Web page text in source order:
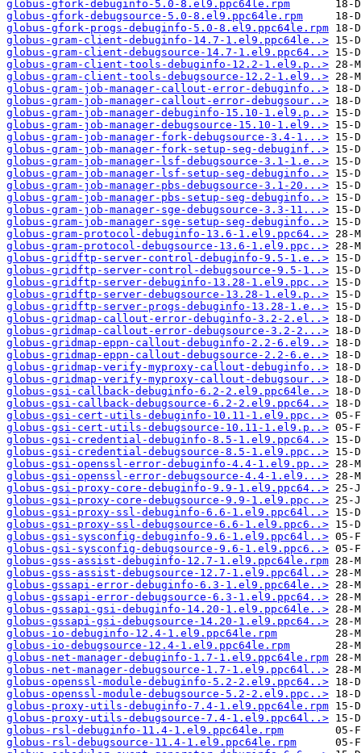
globus-gfork-debuginfo-5.0-8.el9.ppc64le.rpm
globus-gfork-debugsource-5.0-8.el9.ppc64le.rpm
globus-gfork-progs-debuginfo-5.0-8.el9.ppc64le.rpm
globus-gram-client-debuginfo-14.7-1.el9.ppc64le..>
globus-gram-client-debugsource-14.7-1.el9.ppc64..>
globus-gram-client-tools-debuginfo-12.2-1.el9.p..>
globus-gram-client-tools-debugsource-12.2-1.el9..>
globus-gram-job-manager-callout-error-debuginfo..>
globus-gram-job-manager-callout-error-debugsour..>
globus-gram-job-manager-debuginfo-15.10-1.el9.p..>
globus-gram-job-manager-debugsource-15.10-1.el9..>
globus-gram-job-manager-fork-debugsource-3.4-1...>
globus-gram-job-manager-fork-setup-seg-debuginf..>
globus-gram-job-manager-lsf-debugsource-3.1-1.e..>
globus-gram-job-manager-lsf-setup-seg-debuginfo..>
globus-gram-job-manager-pbs-debugsource-3.1-20...>
globus-gram-job-manager-pbs-setup-seg-debuginfo..>
globus-gram-job-manager-sge-debugsource-3.3-11...>
globus-gram-job-manager-sge-setup-seg-debuginfo..>
globus-gram-protocol-debuginfo-13.6-1.el9.ppc64..>
globus-gram-protocol-debugsource-13.6-1.el9.ppc..>
globus-gridftp-server-control-debuginfo-9.5-1.e..>
globus-gridftp-server-control-debugsource-9.5-1..>
globus-gridftp-server-debuginfo-13.28-1.el9.ppc..>
globus-gridftp-server-debugsource-13.28-1.el9.p..>
globus-gridftp-server-progs-debuginfo-13.28-1.e..>
globus-gridmap-callout-error-debuginfo-3.2-2.el..>
globus-gridmap-callout-error-debugsource-3.2-2...>
globus-gridmap-eppn-callout-debuginfo-2.2-6.el9..>
globus-gridmap-eppn-callout-debugsource-2.2-6.e..>
globus-gridmap-verify-myproxy-callout-debuginfo..>
globus-gridmap-verify-myproxy-callout-debugsour..>
globus-gsi-callback-debuginfo-6.2-2.el9.ppc64le..>
globus-gsi-callback-debugsource-6.2-2.el9.ppc64..>
globus-gsi-cert-utils-debuginfo-10.11-1.el9.ppc..>
globus-gsi-cert-utils-debugsource-10.11-1.el9.p..>
globus-gsi-credential-debuginfo-8.5-1.el9.ppc64..>
globus-gsi-credential-debugsource-8.5-1.el9.ppc..>
globus-gsi-openssl-error-debuginfo-4.4-1.el9.pp..>
globus-gsi-openssl-error-debugsource-4.4-1.el9...>
globus-gsi-proxy-core-debuginfo-9.9-1.el9.ppc64..>
globus-gsi-proxy-core-debugsource-9.9-1.el9.ppc..>
globus-gsi-proxy-ssl-debuginfo-6.6-1.el9.ppc64l..>
globus-gsi-proxy-ssl-debugsource-6.6-1.el9.ppc6..>
globus-gsi-sysconfig-debuginfo-9.6-1.el9.ppc64l..>
globus-gsi-sysconfig-debugsource-9.6-1.el9.ppc6..>
globus-gss-assist-debuginfo-12.7-1.el9.ppc64le.rpm
globus-gss-assist-debugsource-12.7-1.el9.ppc64l..>
globus-gssapi-error-debuginfo-6.3-1.el9.ppc64le..>
globus-gssapi-error-debugsource-6.3-1.el9.ppc64..>
globus-gssapi-gsi-debuginfo-14.20-1.el9.ppc64le..>
globus-gssapi-gsi-debugsource-14.20-1.el9.ppc64..>
globus-io-debuginfo-12.4-1.el9.ppc64le.rpm
globus-io-debugsource-12.4-1.el9.ppc64le.rpm
globus-net-manager-debuginfo-1.7-1.el9.ppc64le.rpm
globus-net-manager-debugsource-1.7-1.el9.ppc64l..>
globus-openssl-module-debuginfo-5.2-2.el9.ppc64..>
globus-openssl-module-debugsource-5.2-2.el9.ppc..>
globus-proxy-utils-debuginfo-7.4-1.el9.ppc64le.rpm
globus-proxy-utils-debugsource-7.4-1.el9.ppc64l..>
globus-rsl-debuginfo-11.4-1.el9.ppc64le.rpm
globus-rsl-debugsource-11.4-1.el9.ppc64le.rpm